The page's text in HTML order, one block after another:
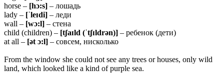
horse – [hɔ:s] – лошадь
lady – [ˈleɪdi] – леди
wall – [wɔ:l] – стена
child (children) – [tʃaɪld (ˈtʃɪldrən)] – ребенок (дети)
at all – [ət ɔ:l] – совсем, нисколько
From the window she could not see any trees or houses, only wild
land, which looked like a kind of purple sea.